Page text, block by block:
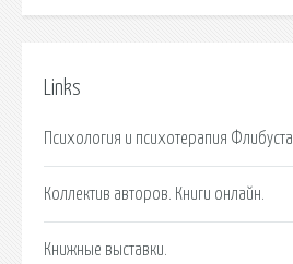
Links
Психология и психотерапия Флибуста.
Коллектив авторов. Книги онлайн.
Книжные выставки.